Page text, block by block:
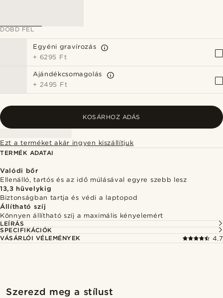
DOBD FEL
Egyéni gravírozás
+ 6295 Ft
Ajándékcsomagolás
+ 2495 Ft
KOSÁRHOZ ADÁS
Ezt a terméket akár ingyen kiszállítjuk
TERMÉK ADATAI
Valódi bőr
Ellenálló, tartós és az idő múlásával egyre szebb lesz
13,3 hüvelykig
Biztonságban tartja és védi a laptopod
Állítható szíj
Könnyen állítható szíj a maximális kényelemért
LEÍRÁS
SPECIFIKÁCIÓK
VÁSÁRLÓI VÉLEMÉNYEK
4.7
Szerezd meg a stílust